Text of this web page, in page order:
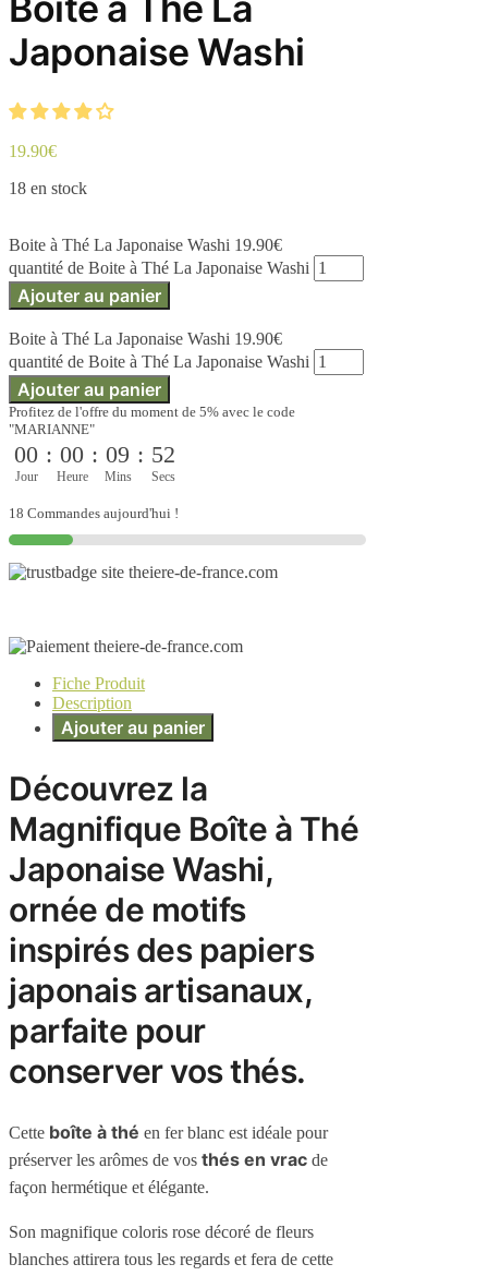
Japonaise Washi
19.90€
18 en stock
Boite à Thé La Japonaise Washi 19.90€
quantité de Boite à Thé La Japonaise Washi
Ajouter au panier
Boite à Thé La Japonaise Washi 19.90€
quantité de Boite à Thé La Japonaise Washi
Ajouter au panier
Profitez de l'offre du moment de 5% avec le code
"MARIANNE"
00
Jour
: 00
Heure
: 09
Mins
: 52
Secs
18 Commandes aujourd'hui !
Fiche Produit
Description
Ajouter au panier
Découvrez la
Magnifique Boîte à Thé
Japonaise Washi,
ornée de motifs
inspirés des papiers
japonais artisanaux,
parfaite pour
conserver vos thés.
Cette boîte à thé en fer blanc est idéale pour
préserver les arômes de vos thés en vrac de
façon hermétique et élégante.
Son magnifique coloris rose décoré de fleurs
blanches attirera tous les regards et fera de cette